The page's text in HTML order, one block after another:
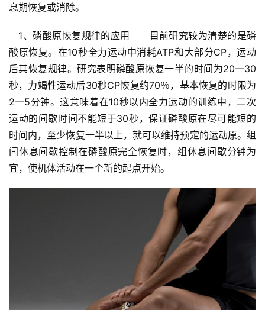
比
赛
观
察
装
备
训
息期恢复或消除。
1、磷酸原恢复规律的应用　　目前研究较为清楚的是磷
酸原恢复。在10秒全力运动中消耗ATP和大部分CP，运动
后其恢复规律。研究表明磷酸原恢复一半的时间为20—30
秒，力竭性运动后30秒CP恢复约70％，基本恢复的时限为
2—5分钟。这意味着在10秒以内全力运动的训练中，二次
运动的间歇时间不能短于30秒，保证磷酸原在尽可能短的
时间内，至少恢复一半以上，就可以维持预定的运动原。组
间休息间歇控制在磷酸原完全恢复时，组休息间歇分钟为
宜，使机体活动在一个新的起点开始。